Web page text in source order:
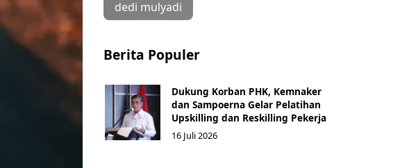
dedi mulyadi
Berita Populer
Dukung Korban PHK, Kemnaker
dan Sampoerna Gelar Pelatihan
Upskilling dan Reskilling Pekerja
16 Juli 2026